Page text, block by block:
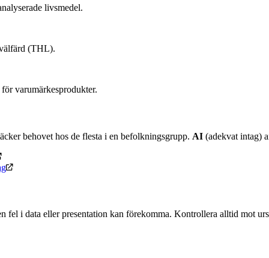
livsmedel.
(THL).
varumärkesprodukter.
behovet hos de flesta i en befolkningsgrupp. AI (adekvat intag)
fel i data eller presentation kan förekomma. Kontrollera alltid mot